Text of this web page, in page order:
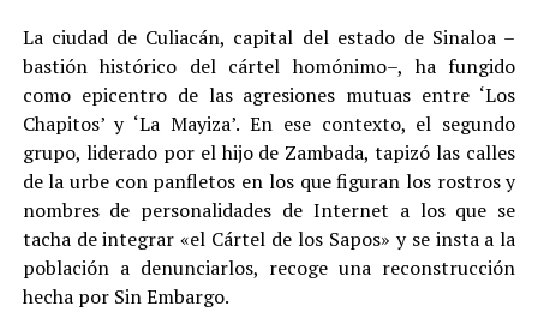
La ciudad de Culiacán, capital del estado de Sinaloa –
bastión histórico del cártel homónimo–, ha fungido
como epicentro de las agresiones mutuas entre ‘Los
Chapitos’ y ‘La Mayiza’. En ese contexto, el segundo
grupo, liderado por el hijo de Zambada, tapizó las calles
de la urbe con panfletos en los que figuran los rostros y
nombres de personalidades de Internet a los que se
tacha de integrar «el Cártel de los Sapos» y se insta a la
población a denunciarlos, recoge una reconstrucción
hecha por Sin Embargo.